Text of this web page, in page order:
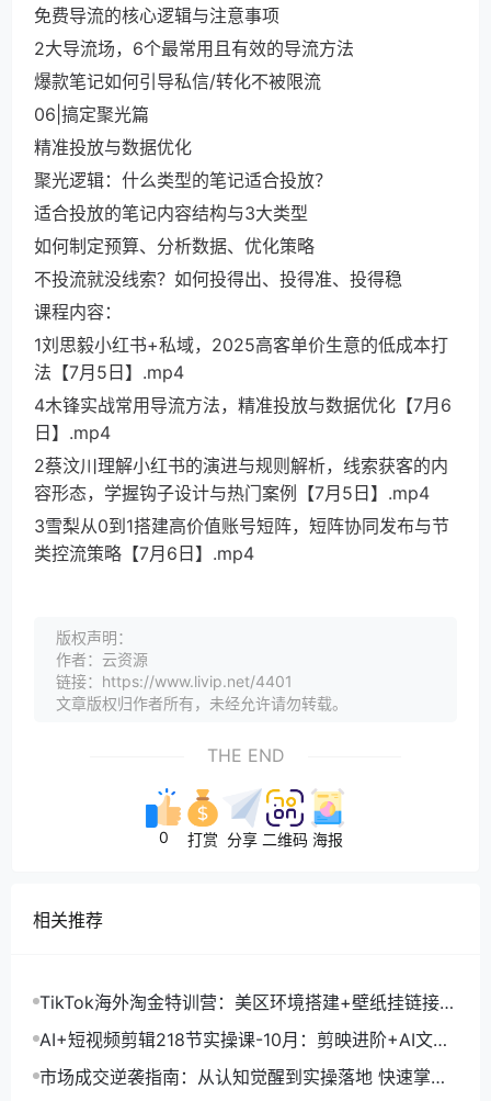
免费导流的核心逻辑与注意事项
2大导流场，6个最常用且有效的导流方法
爆款笔记如何引导私信/转化不被限流
06|搞定聚光篇
精准投放与数据优化
聚光逻辑：什么类型的笔记适合投放？
适合投放的笔记内容结构与3大类型
如何制定预算、分析数据、优化策略
不投流就没线索？如何投得出、投得准、投得稳
课程内容：
1刘思毅小红书+私域，2025高客单价生意的低成本打
法【7月5日】.mp4
4木锋实战常用导流方法，精准投放与数据优化【7月6
日】.mp4
2蔡汶川理解小红书的演进与规则解析，线索获客的内
容形态，学握钩子设计与热门案例【7月5日】.mp4
3雪梨从0到1搭建高价值账号短阵，短阵协同发布与节
类控流策略【7月6日】.mp4
版权声明：
作者：云资源
链接：https://www.livip.net/4401
文章版权归作者所有，未经允许请勿转载。
THE END
0 打赏 分享 二维码 海报
相关推荐
TikTok海外淘金特训营：美区环境搭建+壁纸挂链接
+剪映数字人，月入1.5万
AI+短视频剪辑218节实操课-10月：剪映进阶+AI文案
生成+账号运营，月入2万
市场成交逆袭指南：从认知觉醒到实操落地 快速掌握